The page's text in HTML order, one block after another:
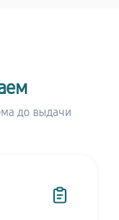
до выдачи